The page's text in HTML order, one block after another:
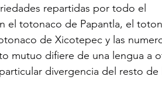
repartidas por todo el
el totonaco de Papantla, el
de Xicotepec y las
mutuo difiere de una lengua a
divergencia del resto de